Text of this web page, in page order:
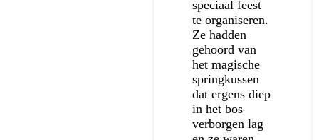
speciaal feest
te organiseren.
Ze hadden
gehoord van
het magische
springkussen
dat ergens diep
in het bos
verborgen lag